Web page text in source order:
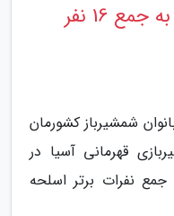
بانوان شمشیرباز از صعود به جمع 16 نفر
شمشیرباز کشورمان
قهرمانی آسیا در
جمع نفرات برتر اسلحه